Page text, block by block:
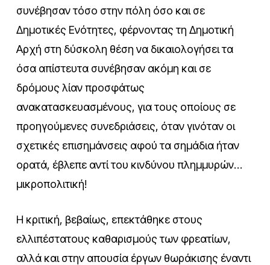
συνέβησαν τόσο στην πόλη όσο και σε
Δημοτικές Ενότητες, φέρνοντας τη Δημοτική
Αρχή στη δύσκολη θέση να δικαιολογήσει τα
όσα απίστευτα συνέβησαν ακόμη και σε
δρόμους λίαν προσφάτως
ανακατασκευασμένους, για τους οποίους σε
προηγούμενες συνεδριάσεις, όταν γινόταν οι
σχετικές επισημάνσεις αφού τα σημάδια ήταν
ορατά, έβλεπε αντί του κινδύνου πλημμυρών…
μικροπολιτική!
Η κριτική, βεβαίως, επεκτάθηκε στους
ελλιπέστατους καθαρισμούς των φρεατίων,
αλλά και στην απουσία έργων θωράκισης έναντι